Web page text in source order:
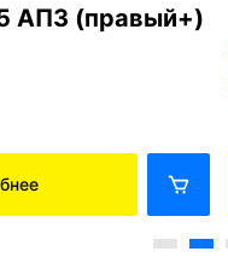
АПЗ (правый+)